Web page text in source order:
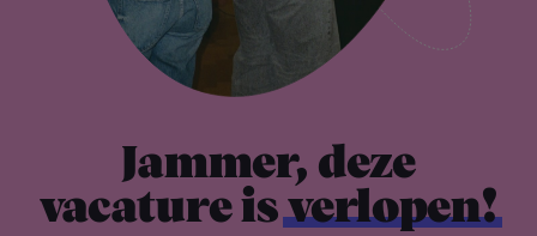
Jammer, deze
vacature isverlopen!